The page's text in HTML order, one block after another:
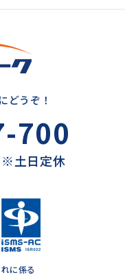
どうぞ！
700
※土日定休
に係る